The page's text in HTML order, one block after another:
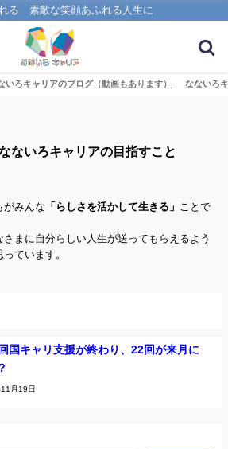
る 素敵な笑顔あふれる人生に
いろキャリアのブログ（動画もあります） なないろ
ないろキャリアの目指すこと
がみんな 「らしさを活かして生きる」
ことで
まに自分らしい人生が送ってもらえるよう
ています。
国キャリ支援が終わり、22回が来月に
月19日